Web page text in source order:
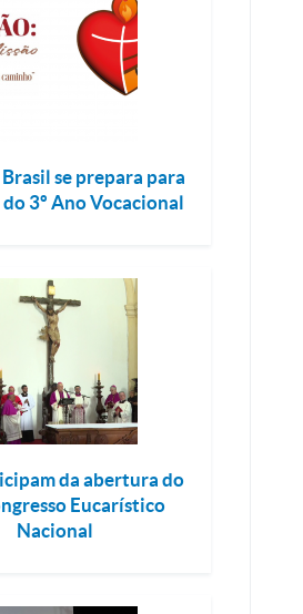
se prepara para
3º Ano Vocacional
da abertura do
Eucarístico
Nacional